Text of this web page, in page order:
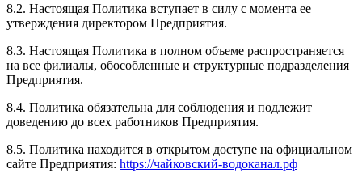
8.2. Настоящая Политика вступает в силу с момента ее
утверждения директором Предприятия.
8.3. Настоящая Политика в полном объеме распространяется
на все филиалы, обособленные и структурные подразделения
Предприятия.
8.4. Политика обязательна для соблюдения и подлежит
доведению до всех работников Предприятия.
8.5. Политика находится в открытом доступе на официальном
сайте Предприятия: https://чайковский-водоканал.рф